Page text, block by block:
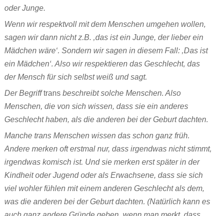
oder Junge.
Wenn wir respektvoll mit dem Menschen umgehen wollen,
sagen wir dann nicht z.B. ‚das ist ein Junge, der lieber ein
Mädchen wäre‘. Sondern wir sagen in diesem Fall: ‚Das ist
ein Mädchen‘. Also wir respektieren das Geschlecht, das
der Mensch für sich selbst weiß und sagt.
Der Begrifftransbeschreibt solche Menschen. Also
Menschen, die von sich wissen, dass sie ein anderes
Geschlecht haben, als die anderen bei der Geburt dachten.
Manche trans Menschen wissen das schon ganz früh.
Andere merken oft erstmal nur, dass irgendwas nicht stimmt,
irgendwas komisch ist. Und sie merken erst später in der
Kindheit oder Jugend oder als Erwachsene, dass sie sich
viel wohler fühlen mit einem anderen Geschlecht als dem,
was die anderen bei der Geburt dachten. (Natürlich kann es